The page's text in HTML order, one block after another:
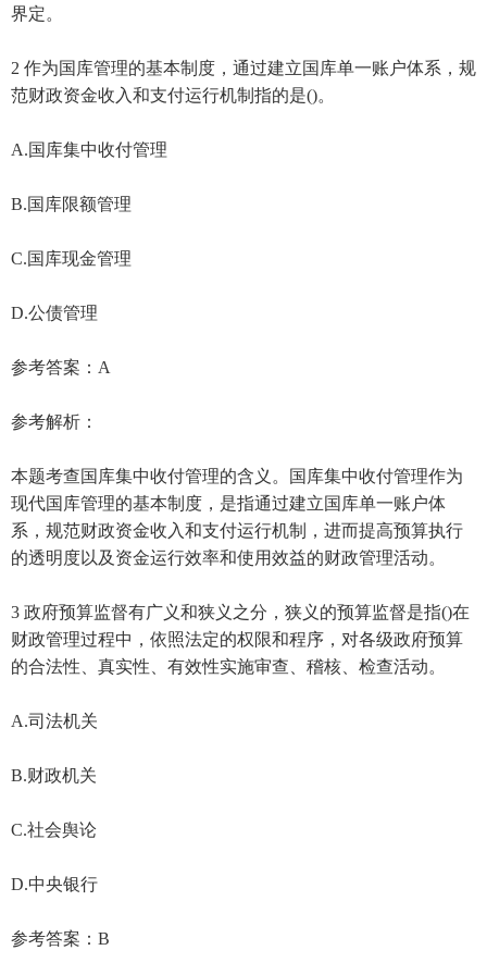
界定。
2 作为国库管理的基本制度，通过建立国库单一账户体系，规
范财政资金收入和支付运行机制指的是()。
A.国库集中收付管理
B.国库限额管理
C.国库现金管理
D.公债管理
参考答案：A
参考解析：
本题考查国库集中收付管理的含义。国库集中收付管理作为
现代国库管理的基本制度，是指通过建立国库单一账户体
系，规范财政资金收入和支付运行机制，进而提高预算执行
的透明度以及资金运行效率和使用效益的财政管理活动。
3 政府预算监督有广义和狭义之分，狭义的预算监督是指()在
财政管理过程中，依照法定的权限和程序，对各级政府预算
的合法性、真实性、有效性实施审查、稽核、检查活动。
A.司法机关
B.财政机关
C.社会舆论
D.中央银行
参考答案：B